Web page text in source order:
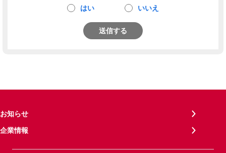
はい いいえ
送信する
お知らせ
企業情報